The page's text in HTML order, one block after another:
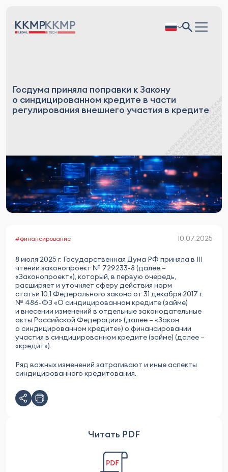
Госдума приняла поправки к Закону
о синдицированном кредите в части
регулирования внешнего участия в кредите
#финансирование 10.07.2025
8 июля 2025 г. Государственная Дума РФ приняла в III
чтении законопроект № 729233-8 (далее –
«Законопроект»), который, в первую очередь,
расширяет и уточняет сферу действия норм
статьи 10.1 Федерального закона от 31 декабря 2017 г.
№ 486-ФЗ «О синдицированном кредите (займе)
и внесении изменений в отдельные законодательные
акты Российской Федерации» (далее – «Закон
о синдицированном кредите») о финансировании
участия в синдицированном кредите (займе) (далее –
«кредит»).
Ряд важных изменений затрагивают и иные аспекты
синдицированного кредитования.
Читать PDF